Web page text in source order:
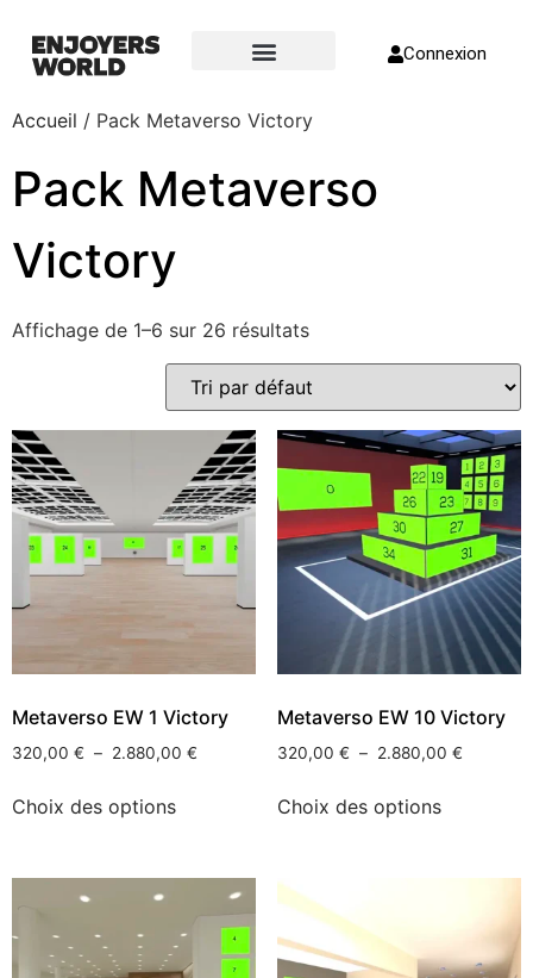
Connexion
Accueil / Pack Metaverso Victory
Pack Metaverso
Victory
Affichage de 1–6 sur 26 résultats
Metaverso EW 1 Victory
320,00 € – 2.880,00 €
Choix des options
Metaverso EW 10 Victory
320,00 € – 2.880,00 €
Choix des options